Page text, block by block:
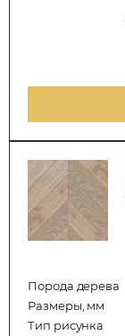
Порода дерева
Размеры, мм
Тип рисунка